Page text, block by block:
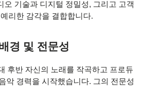
오 기술과 디지털 정밀성, 그리고 고객
리한 감각을 결합합니다.
경 및 전문성
후반 자신의 노래를 작곡하고 프로듀
악 경력을 시작했습니다. 그의 전문성